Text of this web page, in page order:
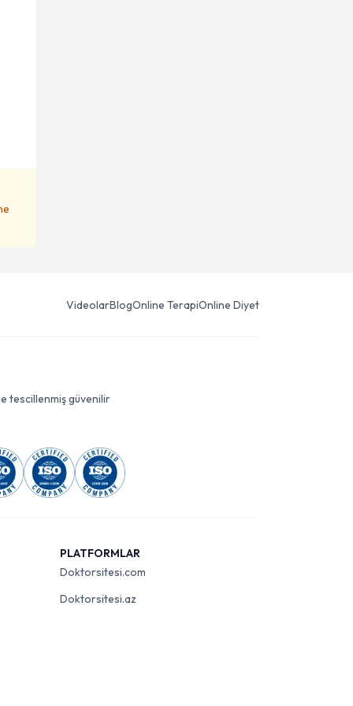
VideolarBlogOnline TerapiOnline Diyet
tescillenmiş güvenilir
PLATFORMLAR
Doktorsitesi.com
Doktorsitesi.az